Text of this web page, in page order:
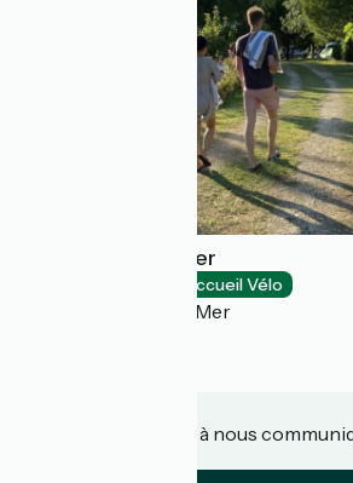
Camping Le Verger
Accueil Vélo
Dompierre-sur-Mer
Une information à nous